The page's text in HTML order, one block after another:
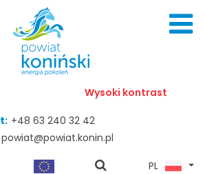
Wysoki kontrast
t: +48 63 240 32 42
powiat@powiat.konin.pl
pokaż
PL